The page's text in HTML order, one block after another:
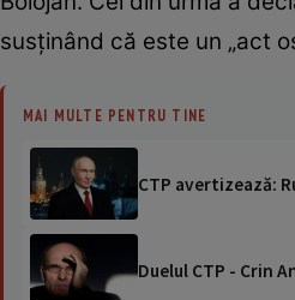
susținând că este un „act
MAI MULTE PENTRU TINE
CTP avertizează:
Duelul CTP - Crin